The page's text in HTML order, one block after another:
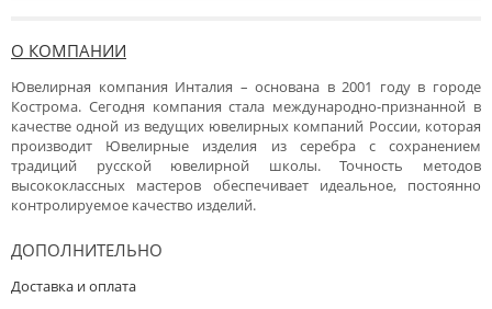
О КОМПАНИИ
Ювелирная компания Инталия – основана в 2001 году в городе
Кострома. Сегодня компания стала международно-признанной в
качестве одной из ведущих ювелирных компаний России, которая
производит Ювелирные изделия из серебра с сохранением
традиций русской ювелирной школы. Точность методов
высококлассных мастеров обеспечивает идеальное, постоянно
контролируемое качество изделий.
ДОПОЛНИТЕЛЬНО
Доставка и оплата